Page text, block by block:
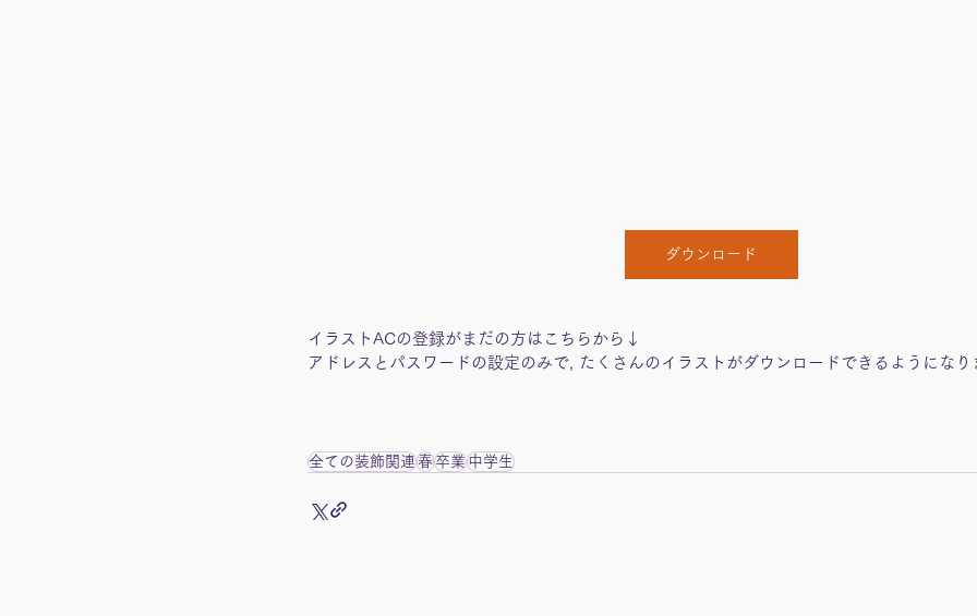
ダウンロード
イラストACの登録がまだの方はこちらから↓
アドレスとパスワードの設定のみで, たくさんのイラストがダウンロードできるようになり
全ての装飾関連春卒業中学生